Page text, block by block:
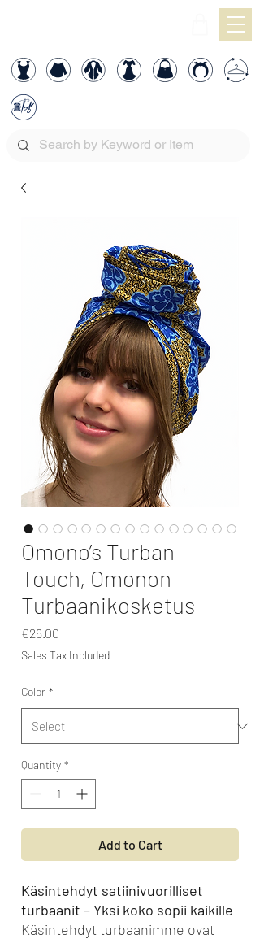
Omono’s Turban
Touch, Omonon
Turbaanikosketus
€26.00
Sales Tax Included
Color *
Quantity *
Add to Cart
Käsintehdyt satiinivuorilliset
turbaanit – Yksi koko sopii kaikille
Käsintehdyt turbaanimme ovat